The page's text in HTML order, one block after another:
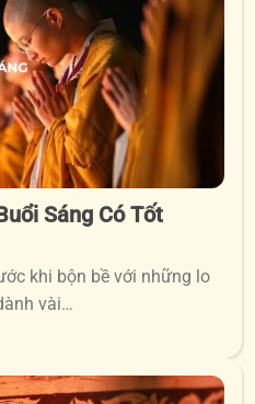
Sáng Có Tốt
khi bộn bề với những lo
vài…